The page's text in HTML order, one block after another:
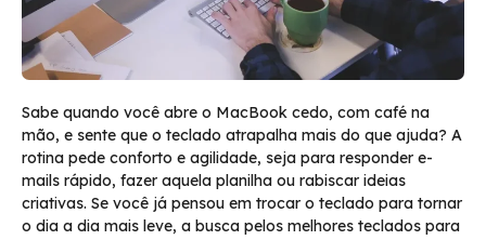
Sabe quando você abre o MacBook cedo, com café na
mão, e sente que o teclado atrapalha mais do que ajuda? A
rotina pede conforto e agilidade, seja para responder e-
mails rápido, fazer aquela planilha ou rabiscar ideias
criativas. Se você já pensou em trocar o teclado para tornar
o dia a dia mais leve, a busca pelos melhores teclados para